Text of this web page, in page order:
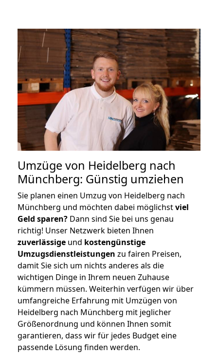
Umzüge von Heidelberg nach
Münchberg: Günstig umziehen
Sie planen einen Umzug von Heidelberg nach
Münchberg und möchten dabei möglichstviel
Geld sparen? Dann sind Sie bei uns genau
richtig! Unser Netzwerk bieten Ihnen
zuverlässige und kostengünstige
Umzugsdienstleistungen zu fairen Preisen,
damit Sie sich um nichts anderes als die
wichtigen Dinge in Ihrem neuen Zuhause
kümmern müssen. Weiterhin verfügen wir über
umfangreiche Erfahrung mit Umzügen von
Heidelberg nach Münchberg mit jeglicher
Größenordnung und können Ihnen somit
garantieren, dass wir für jedes Budget eine
passende Lösung finden werden.